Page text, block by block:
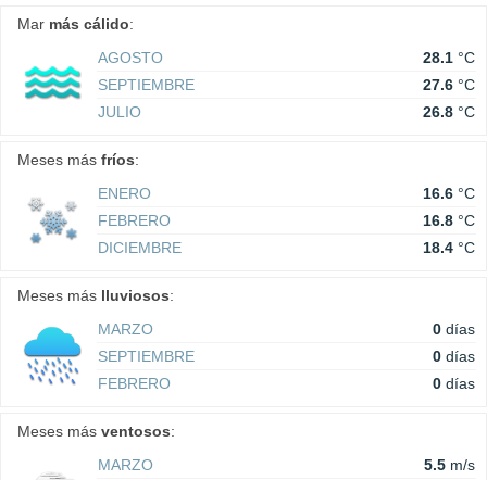
Mar más cálido:
AGOSTO
28.1 °C
SEPTIEMBRE
27.6 °C
JULIO
26.8 °C
Meses más fríos:
ENERO
16.6 °C
FEBRERO
16.8 °C
DICIEMBRE
18.4 °C
Meses más lluviosos:
MARZO
0 días
SEPTIEMBRE
0 días
FEBRERO
0 días
Meses más ventosos:
MARZO
5.5 m/s